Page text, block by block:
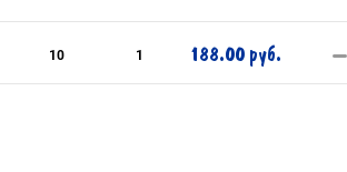
10 1 188.00 руб.